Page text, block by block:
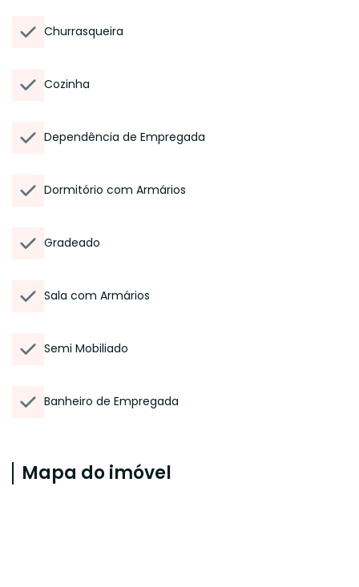
Churrasqueira
Cozinha
Dependência de Empregada
Dormitório com Armários
Gradeado
Sala com Armários
Semi Mobiliado
Banheiro de Empregada
Mapa do imóvel